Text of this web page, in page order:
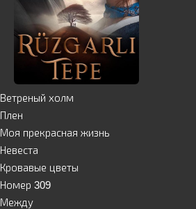
Ветреный холм
Плен
Моя прекрасная жизнь
Невеста
Кровавые цветы
Номер 309
Между